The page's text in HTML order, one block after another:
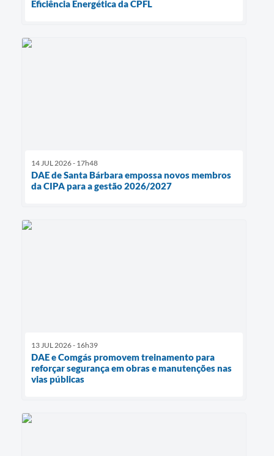
Eficiência Energética da CPFL
14 JUL 2026 - 17h48
DAE de Santa Bárbara empossa novos membros
da CIPA para a gestão 2026/2027
13 JUL 2026 - 16h39
DAE e Comgás promovem treinamento para
reforçar segurança em obras e manutenções nas
vias públicas